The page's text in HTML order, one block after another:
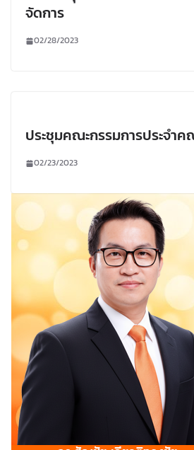
จัดการ
02/28/2023
ประชุมคณะกรรมการประจำค
02/23/2023